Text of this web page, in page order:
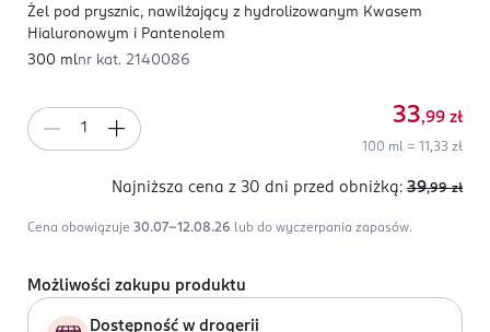
Żel pod prysznic, nawilżający z hydrolizowanym Kwasem
Hialuronowym i Pantenolem
300 mlnr kat. 2140086
33,99 zł
100 ml = 11,33 zł
Najniższa cena z 30 dni przed obniżką: 39,99 zł
Cena obowiązuje 30.07-12.08.26 lub do wyczerpania zapasów.
Możliwości zakupu produktu
Dostępność w drogerii